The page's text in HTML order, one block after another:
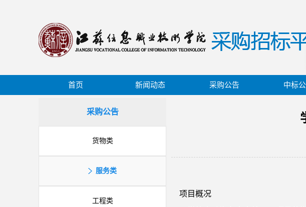
首页 新闻动态 采购公告 中标
采购公告
货物类
服务类
工程类
项目概况